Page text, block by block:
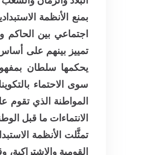
بمنع الأنظمة
اجتماعي بين
تمييز بينهم على
يحكمها سلطان
سوى الاحتماء
المواطنة الذي تقوم
الانتماءات ما قبل
تمثَّلت الأنظمة
القومية